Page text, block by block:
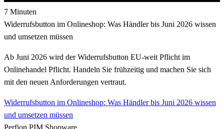
7 Minuten
Widerrufsbutton im Onlineshop: Was Händler bis Juni 2026 wissen
und umsetzen müssen
Ab Juni 2026 wird der Widerrufsbutton EU-weit Pflicht im
Onlinehandel Pflicht. Handeln Sie frühzeitig und machen Sie sich
mit den neuen Anforderungen vertraut.
Widerrufsbutton im Onlineshop: Was Händler bis Juni 2026 wissen
und umsetzen müssen
Perfion PIM Shopware